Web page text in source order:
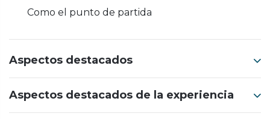
Como el punto de partida
Aspectos destacados
Aspectos destacados de la experiencia